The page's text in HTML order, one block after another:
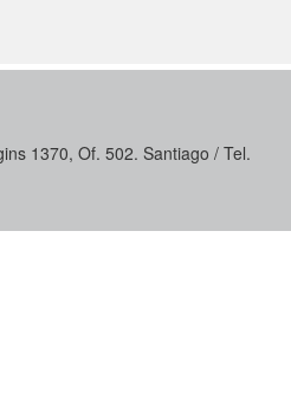
1370, Of. 502. Santiago / Tel.